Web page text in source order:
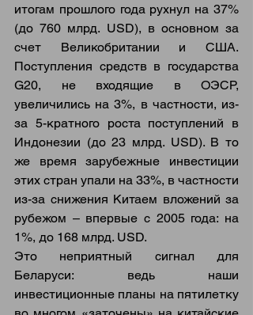
итогам прошлого года рухнул на 37%
(до 760 млрд. USD), в основном за
счет Великобритании и США.
Поступления средств в государства
G20, не входящие в ОЭСР,
увеличились на 3%, в частности, из-
за 5-кратного роста поступлений в
Индонезии (до 23 млрд. USD). В то
же время зарубежные инвестиции
этих стран упали на 33%, в частности
из-за снижения Китаем вложений за
рубежом – впервые с 2005 года: на
1%, до 168 млрд. USD.
Это неприятный сигнал для
Беларуси: ведь наши
инвестиционные планы на пятилетку